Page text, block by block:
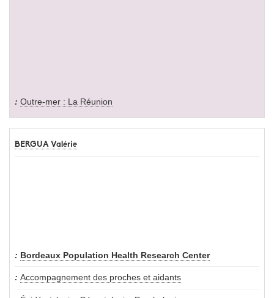
Outre-mer : La Réunion
BERGUA Valérie
Bordeaux Population Health Research Center
Accompagnement des proches et aidants